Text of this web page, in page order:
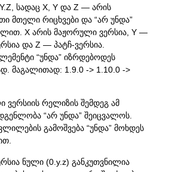
სადაც X, Y და Z — არის
მთელი რიცხვები და “არ უნდა”
X არის მაჟორული ვერსია, Y —
და Z — პატჩ-ვერსია.
“უნდა” იზრდებოდეს
მაგალითად: 1.9.0 -> 1.10.0 ->
ვერსიის რელიზის შემდეგ ამ
“არ უნდა” შეიცვალოს.
გამოშვება “უნდა” მოხდეს
ნული (0.y.z) განკუთვნილია